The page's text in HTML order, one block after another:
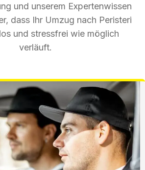
und unserem Expertenwissen
dass Ihr Umzug nach Peristeri
und stressfrei wie möglich
verläuft.